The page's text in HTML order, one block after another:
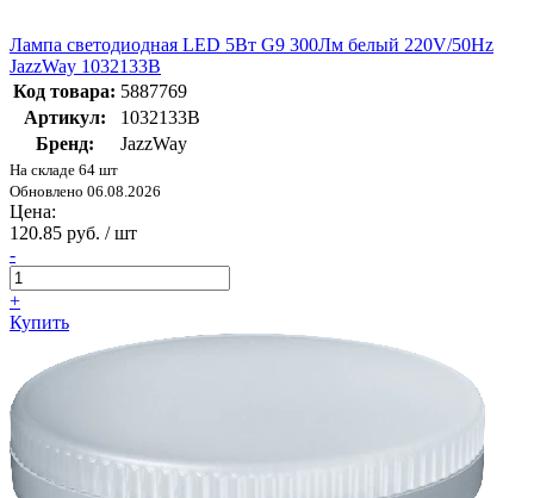
Лампа светодиодная LED 5Вт G9 300Лм белый 220V/50Hz
JazzWay 1032133B
Код товара: 5887769
Артикул:
1032133B
Бренд:
JazzWay
На складе 64 шт
Обновлено 06.08.2026
Цена:
120.85 руб. / шт
-
+
Купить